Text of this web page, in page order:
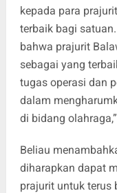
kepada para
terbaik bagi
bahwa prajurit
sebagai yang
tugas operasi dan
dalam
di bidang
Beliau
diharapkan dapat
prajurit untuk terus